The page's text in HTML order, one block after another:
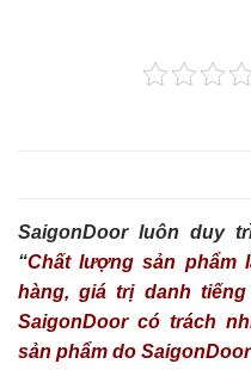
SaigonDoor luôn duy
“Chất lượng sản phẩm
hàng, giá trị danh
SaigonDoor có trách
sản phẩm do